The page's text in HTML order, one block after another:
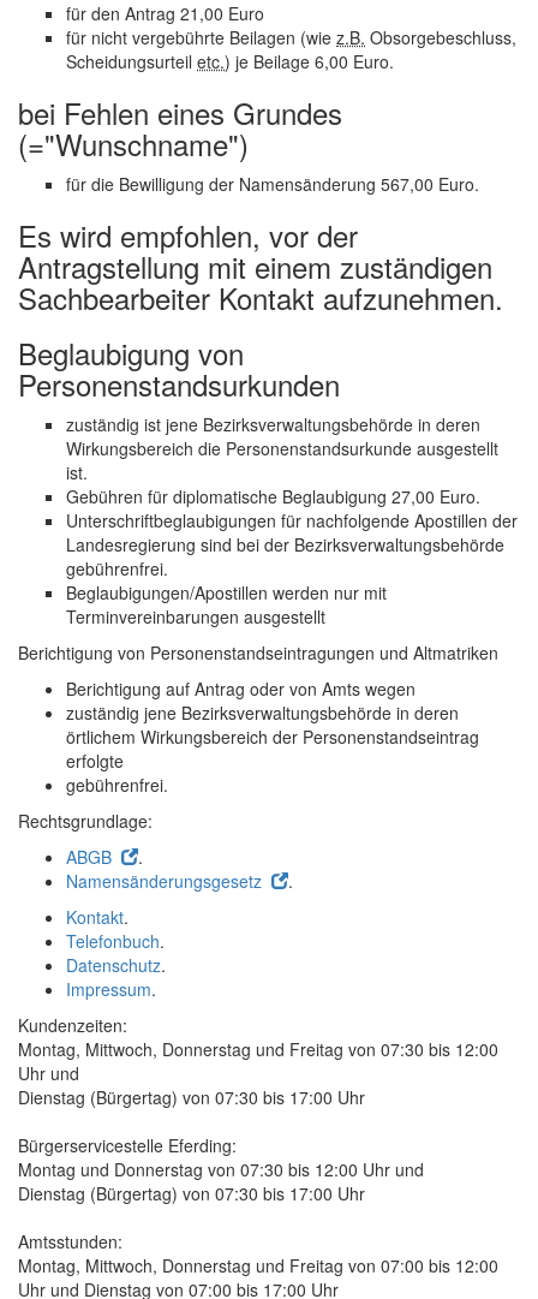
für den Antrag 21,00 Euro
für nicht vergebührte Beilagen (wie z.B. Obsorgebeschluss,
Scheidungsurteil etc.) je Beilage 6,00 Euro.
bei Fehlen eines Grundes
(="Wunschname")
für die Bewilligung der Namensänderung 567,00 Euro.
Es wird empfohlen, vor der
Antragstellung mit einem zuständigen
Sachbearbeiter Kontakt aufzunehmen.
Beglaubigung von
Personenstandsurkunden
zuständig ist jene Bezirksverwaltungsbehörde in deren
Wirkungsbereich die Personenstandsurkunde ausgestellt
ist.
Gebühren für diplomatische Beglaubigung 27,00 Euro.
Unterschriftbeglaubigungen für nachfolgende Apostillen der
Landesregierung sind bei der Bezirksverwaltungsbehörde
gebührenfrei.
Beglaubigungen/Apostillen werden nur mit
Terminvereinbarungen ausgestellt
Berichtigung von Personenstandseintragungen und Altmatriken
Berichtigung auf Antrag oder von Amts wegen
zuständig jene Bezirksverwaltungsbehörde in deren
örtlichem Wirkungsbereich der Personenstandseintrag
erfolgte
gebührenfrei.
Rechtsgrundlage:
ABGB
.
Namensänderungsgesetz
.
Kontakt.
Telefonbuch.
Datenschutz.
Impressum.
Kundenzeiten:
Montag, Mittwoch, Donnerstag und Freitag von 07:30 bis 12:00
Uhr und
Dienstag (Bürgertag) von 07:30 bis 17:00 Uhr
Bürgerservicestelle Eferding:
Montag und Donnerstag von 07:30 bis 12:00 Uhr und
Dienstag (Bürgertag) von 07:30 bis 17:00 Uhr
Amtsstunden:
Montag, Mittwoch, Donnerstag und Freitag von 07:00 bis 12:00
Uhr und Dienstag von 07:00 bis 17:00 Uhr